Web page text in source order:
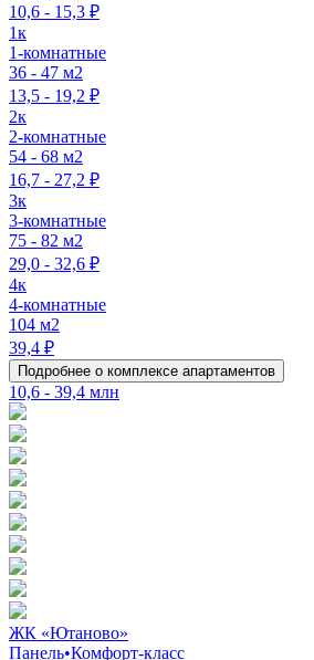
10,6 - 15,3 ₽
1к
1-комнатные
36 - 47 м2
13,5 - 19,2 ₽
2к
2-комнатные
54 - 68 м2
16,7 - 27,2 ₽
3к
3-комнатные
75 - 82 м2
29,0 - 32,6 ₽
4к
4-комнатные
104 м2
39,4 ₽
Подробнее о комплексе апартаментов
10,6 - 39,4 млн
ЖК «Ютаново»
Панель•Комфорт-класс